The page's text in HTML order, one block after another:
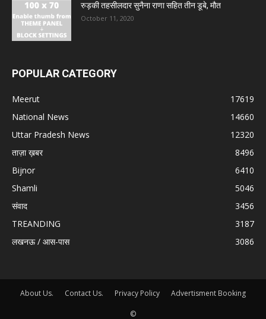
रुड़की तहसीलदार सुनैना राणा सहित तीन डूबे, मौत
October 11, 2020
POPULAR CATEGORY
Meerut
17619
National News
14660
Uttar Pradesh News
12320
ताज़ा ख़बर
8496
Bijnor
6410
Shamli
5046
संवाद
3456
TREANDING
3187
लखनऊ / आस-पास
3086
About Us. Contact Us. Privacy Policy Advertisment Booking
©